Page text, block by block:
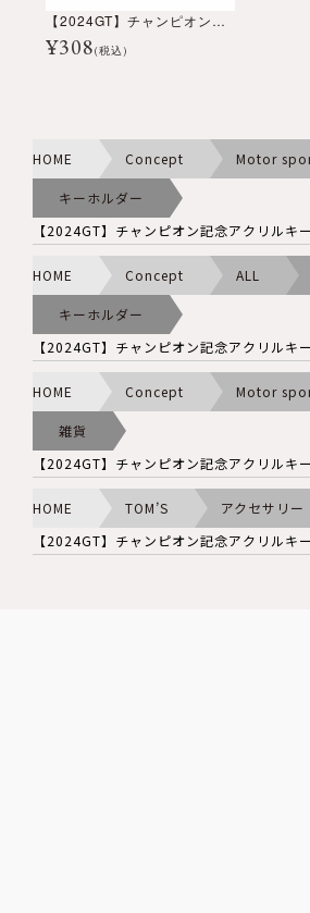
【2024GT】チャンピオン記念アクリルキーホルダー
¥308(税込)
HOME Concept Motor
キーホルダー
【2024GT】チャンピオン記念アクリルキ
HOME Concept ALL
キーホルダー
【2024GT】チャンピオン記念アクリルキ
HOME Concept Motor
雑貨
【2024GT】チャンピオン記念アクリルキ
HOME TOM’S
アクセサリー
【2024GT】チャンピオン記念アクリルキ